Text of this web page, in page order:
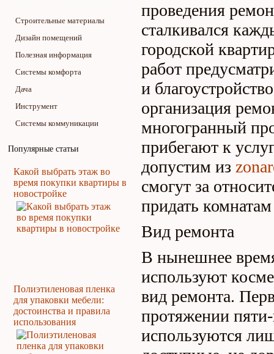
Строительные материалы
Дизайн помещений
Полезная информация
Системы комфорта
Дача
Инструмент
Системы коммуникации
Популярные статьи
Какой выбрать этаж во
время покупки квартиры в
новостройке
Полиэтиленовая пленка
для упаковки мебели:
достоинства и правила
использования
проведения
сталкивался
городской
работ
и
организация
многогранный
прибегают к
допустим из
смогут за
придать
Вид ремонта
В нынешнее
используют
вид ремонта.
протяжении
используются